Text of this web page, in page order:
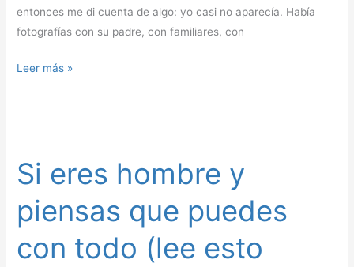
entonces me di cuenta de algo: yo casi no aparecía. Había
fotografías con su padre, con familiares, con
Leer más »
Si eres hombre y
piensas que puedes
con todo (lee esto
hombre
y
piensas
que
puedes